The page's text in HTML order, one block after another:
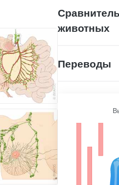
животных
Переводы